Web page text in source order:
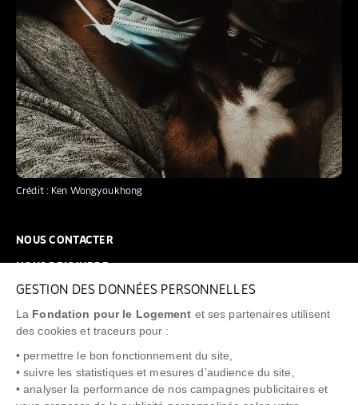
GESTION DES DONNÉES PERSONNELLES
La Fondation pour le Logement et ses partenaires utilisent
des cookies et traceurs pour :
• permettre le bon fonctionnement du site,
• suivre les statistiques et mesures d’audience du site,
• analyser la performance de nos campagnes publicitaires et
Crédit : Ken Wongyoukhong
NOUS CONTACTER
FAQ
NEWSLETTER